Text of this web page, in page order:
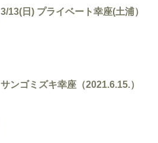
3/13(日) プライベート幸座(土浦）
サンゴミズキ幸座（2021.6.15.）